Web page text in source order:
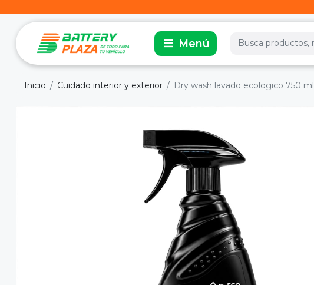
Inicio Cuidado interior y exterior Dry wash lavado ecologico 750 ml